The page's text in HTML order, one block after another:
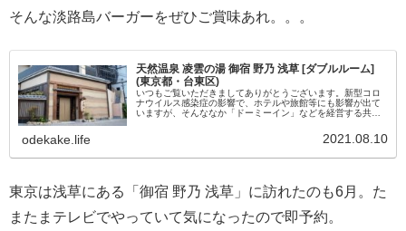
そんな淡路島バーガーをぜひご賞味あれ。。。
天然温泉 凌雲の湯 御宿 野乃 浅草 [ダブルルーム]
(東京都・台東区)
いつもご覧いただきましてありがとうございます。新型コロ
ナウイルス感染症の影響で、ホテルや旅館等にも影響が出て
いますが、そんななか「ドーミーイン」などを経営する共立
odekake.life 2021.08.10
東京は浅草にある「御宿 野乃 浅草」に訪れたのも6月。た
またまテレビでやっていて気になったので即予約。